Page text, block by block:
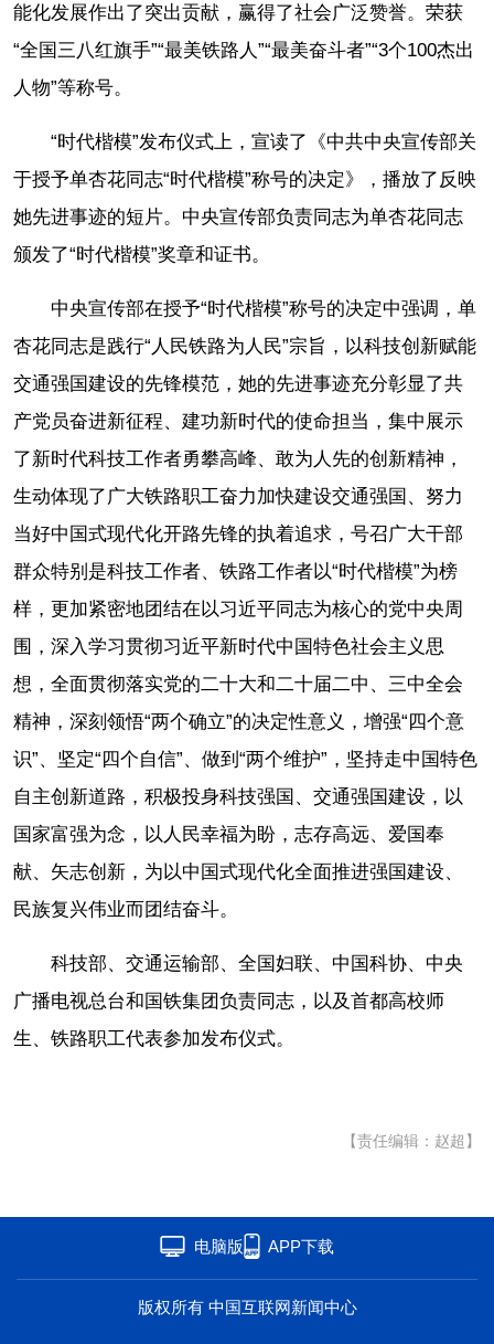
能化发展作出了突出贡献，赢得了社会广泛赞誉。荣获
“全国三八红旗手”“最美铁路人”“最美奋斗者”“3个100杰出
人物”等称号。
“时代楷模”发布仪式上，宣读了《中共中央宣传部关
于授予单杏花同志“时代楷模”称号的决定》，播放了反映
她先进事迹的短片。中央宣传部负责同志为单杏花同志
颁发了“时代楷模”奖章和证书。
中央宣传部在授予“时代楷模”称号的决定中强调，单
杏花同志是践行“人民铁路为人民”宗旨，以科技创新赋能
交通强国建设的先锋模范，她的先进事迹充分彰显了共
产党员奋进新征程、建功新时代的使命担当，集中展示
了新时代科技工作者勇攀高峰、敢为人先的创新精神，
生动体现了广大铁路职工奋力加快建设交通强国、努力
当好中国式现代化开路先锋的执着追求，号召广大干部
群众特别是科技工作者、铁路工作者以“时代楷模”为榜
样，更加紧密地团结在以习近平同志为核心的党中央周
围，深入学习贯彻习近平新时代中国特色社会主义思
想，全面贯彻落实党的二十大和二十届二中、三中全会
精神，深刻领悟“两个确立”的决定性意义，增强“四个意
识”、坚定“四个自信”、做到“两个维护”，坚持走中国特色
自主创新道路，积极投身科技强国、交通强国建设，以
国家富强为念，以人民幸福为盼，志存高远、爱国奉
献、矢志创新，为以中国式现代化全面推进强国建设、
民族复兴伟业而团结奋斗。
科技部、交通运输部、全国妇联、中国科协、中央
广播电视总台和国铁集团负责同志，以及首都高校师
生、铁路职工代表参加发布仪式。
【责任编辑：赵超】
电脑版 APP下载
版权所有 中国互联网新闻中心